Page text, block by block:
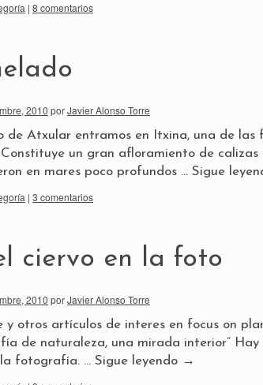
| 8 comentarios
2010 porJavier Alonso Torre
de Atxular entramos en Itxina, una de las
Constituye un gran afloramiento de
en mares poco profundos … Sigue
| 3 comentarios
ciervo en la foto
2010 porJavier Alonso Torre
y otros artículos de interes en focus on
de naturaleza, una mirada interior”
fotografía. … Sigue leyendo →